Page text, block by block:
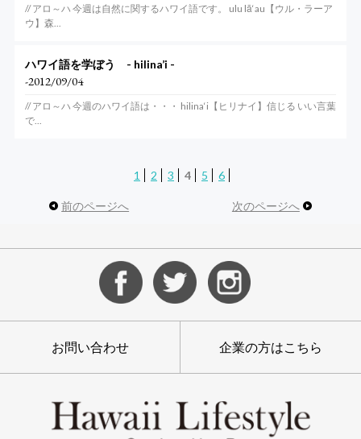
// アロ～ハ 今週は自然に関するハワイ語です。 ulu lā‘au【ウル・ラーア
ウ】森...
ハワイ語を学ぼう - hilina’i -
-2012/09/04
// アロ～ハ 今週のハワイ語は・・・ hilina‘i【ヒリナイ】信じる いい言葉
で...
前のページへ
1 2 3 4 5 6
次のページへ
お問い合わせ 企業の方はこちら